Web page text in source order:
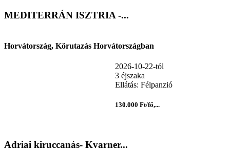
MEDITERRÁN ISZTRIA -...
Horvátország, Körutazás Horvátországban
2026-10-22-tól
3 éjszaka
Ellátás: Félpanzió
130.000 Ft/fő,...
Adriai kiruccanás- Kvarner...